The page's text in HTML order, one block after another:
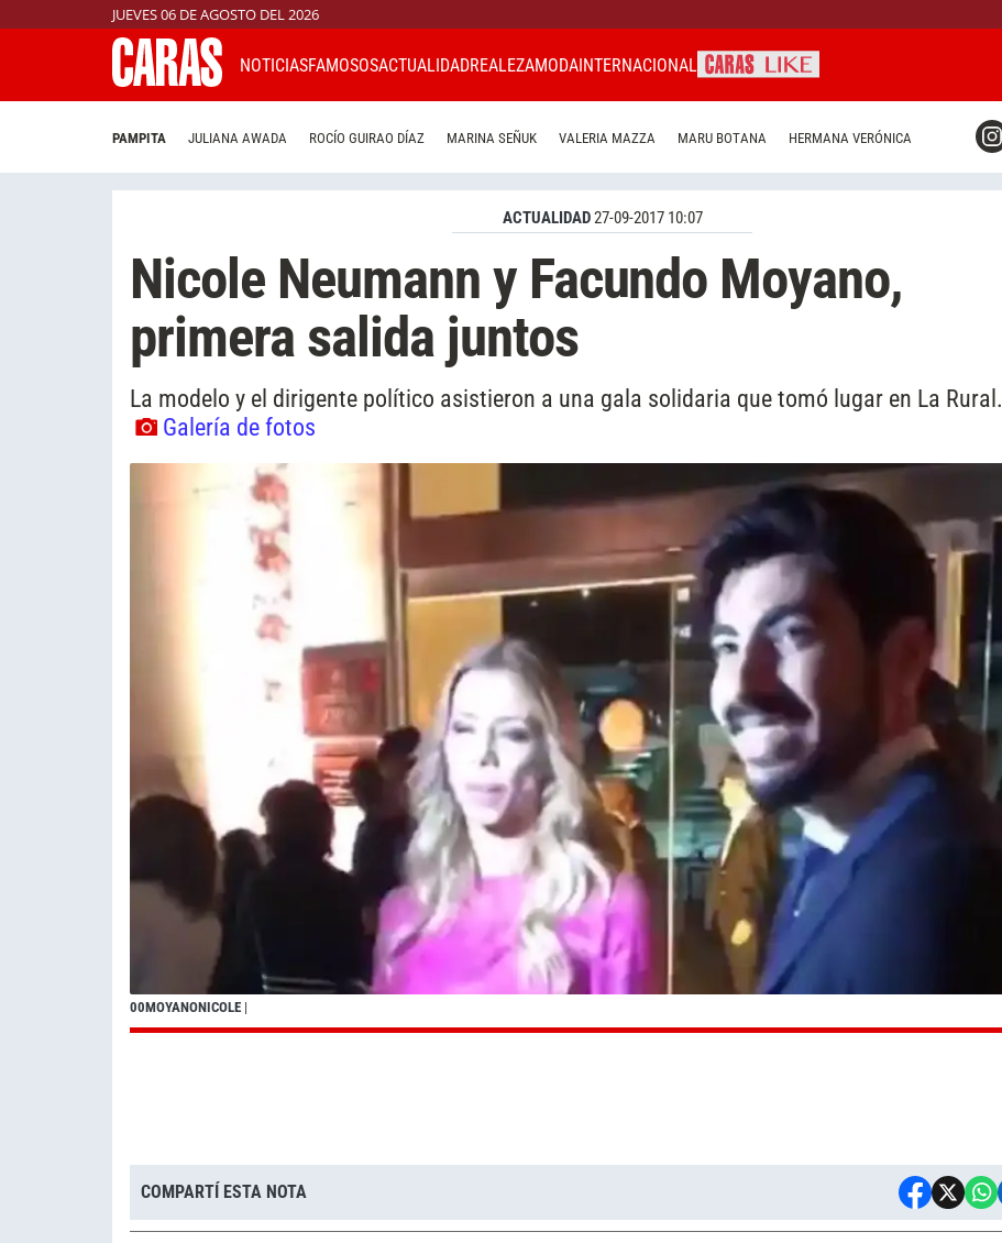
JUEVES 06 DE AGOSTO DEL 2026
NOTICIASFAMOSOSACTUALIDADREALEZAMODAINTERNACIONAL
PAMPITA JULIANA AWADA ROCÍO GUIRAO DÍAZ MARINA SEÑUK VALERIA MAZZA MARU BOTANA HERMANA VERÓNICA
ACTUALIDAD27-09-2017 10:07
Nicole Neumann y Facundo Moyano,
primera salida juntos
La modelo y el dirigente político asistieron a una gala solidaria que tomó lugar en La Rural.
Galería de fotos
00MOYANONICOLE |
COMPARTÍ ESTA NOTA